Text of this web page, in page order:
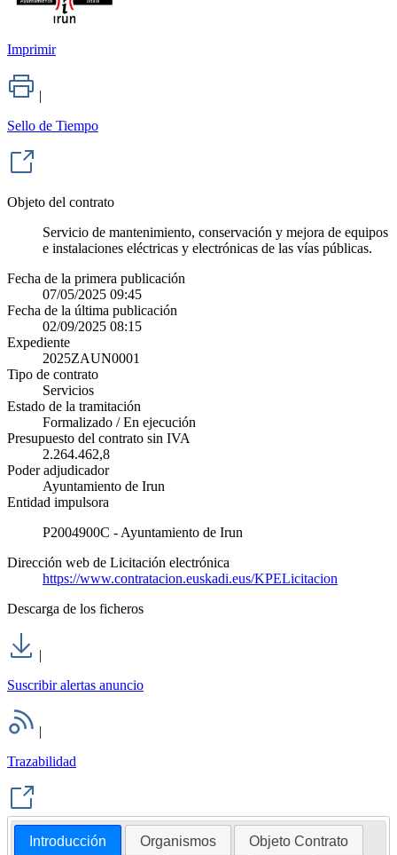
Imprimir
|
Sello de Tiempo
Objeto del contrato
Servicio de mantenimiento, conservación y mejora de equipos
e instalaciones eléctricas y electrónicas de las vías públicas.
Fecha de la primera publicación
07/05/2025 09:45
Fecha de la última publicación
02/09/2025 08:15
Expediente
2025ZAUN0001
Tipo de contrato
Servicios
Estado de la tramitación
Formalizado / En ejecución
Presupuesto del contrato sin IVA
2.264.462,8
Poder adjudicador
Ayuntamiento de Irun
Entidad impulsora
P2004900C - Ayuntamiento de Irun
Dirección web de Licitación electrónica
https://www.contratacion.euskadi.eus/KPELicitacion
Descarga de los ficheros
|
Suscribir alertas anuncio
|
Trazabilidad
Introducción Organismos Objeto Contrato